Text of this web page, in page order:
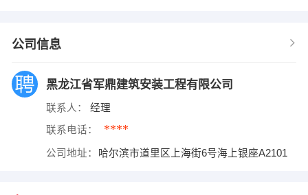
公司信息
黑龙江省军鼎建筑安装工程有限公司
联系人： 经理
联系电话： ****
公司地址： 哈尔滨市道里区上海街6号海上银座A2101